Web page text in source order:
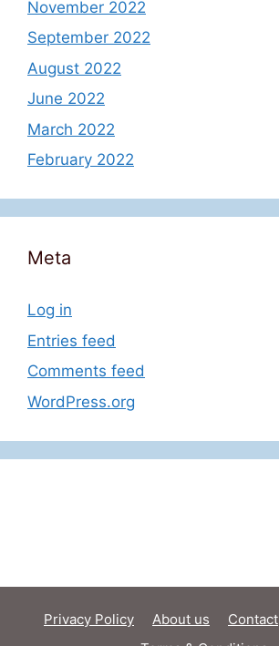
November 2022
September 2022
August 2022
June 2022
March 2022
February 2022
Meta
Log in
Entries feed
Comments feed
WordPress.org
Privacy Policy About us Contact